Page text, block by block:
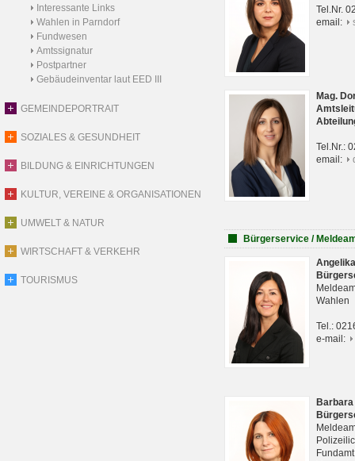
Interessante Links
Wahlen in Parndorf
Fundwesen
Amtssignatur
Postpartner
Gebäudeinventar laut EED III
GEMEINDEPORTRAIT
SOZIALES & GESUNDHEIT
BILDUNG & EINRICHTUNGEN
KULTUR, VEREINE & ORGANISATIONEN
UMWELT & NATUR
WIRTSCHAFT & VERKEHR
TOURISMUS
Tel.Nr.
email:
Mag.
Tel.Nr.:
email:
Bürgerservice /
Wahlen
Tel.:
e-mail: